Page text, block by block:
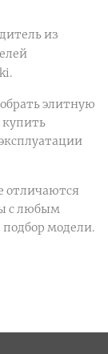
из
элитную
купить
отличаются
с любым
модели.